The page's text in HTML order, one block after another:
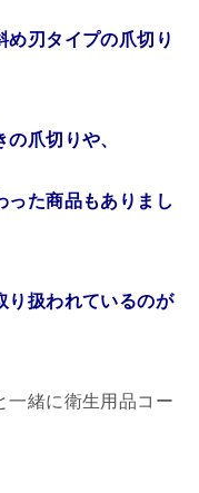
め刃タイプの爪切り
爪切りや、
った商品もありまし
り扱われているのが
一緒に衛生用品コー